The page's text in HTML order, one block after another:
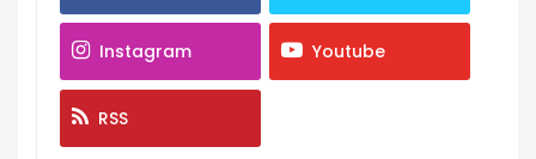
Instagram Youtube
RSS